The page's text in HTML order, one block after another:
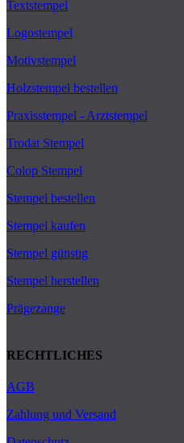
Textstempel
Logostempel
Motivstempel
Holzstempel bestellen
Praxisstempel - Arztstempel
Trodat Stempel
Colop Stempel
Stempel bestellen
Stempel kaufen
Stempel günstig
Stempel herstellen
Prägezange
RECHTLICHES
AGB
Zahlung und Versand